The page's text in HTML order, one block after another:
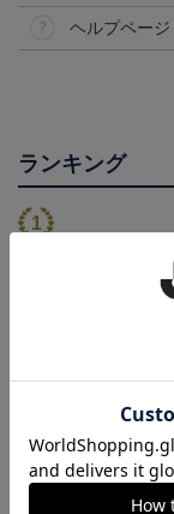
ヘルプページ
ランキング
徳島ヴォルティス ニョ
ロボン タオルマフラー
2,500円